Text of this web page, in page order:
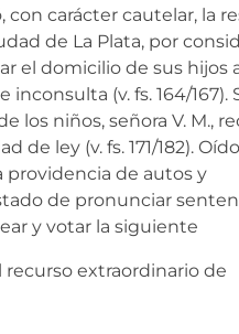
carácter cautelar, la
de La Plata, por
el domicilio de sus hijos
(v. fs. 164/167).
los niños, señora V. M.,
de ley (v. fs. 171/182).
providencia de autos y
de pronunciar
y votar la siguiente
recurso extraordinario de